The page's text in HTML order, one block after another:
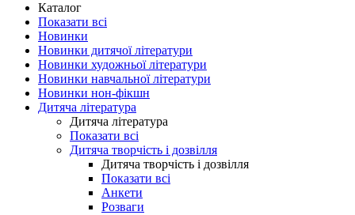
Каталог
Показати всі
Новинки
Новинки дитячої літератури
Новинки художньої літератури
Новинки навчальної літератури
Новинки нон-фікшн
Дитяча література
Дитяча література
Показати всі
Дитяча творчість і дозвілля
Дитяча творчість і дозвілля
Показати всі
Анкети
Розваги